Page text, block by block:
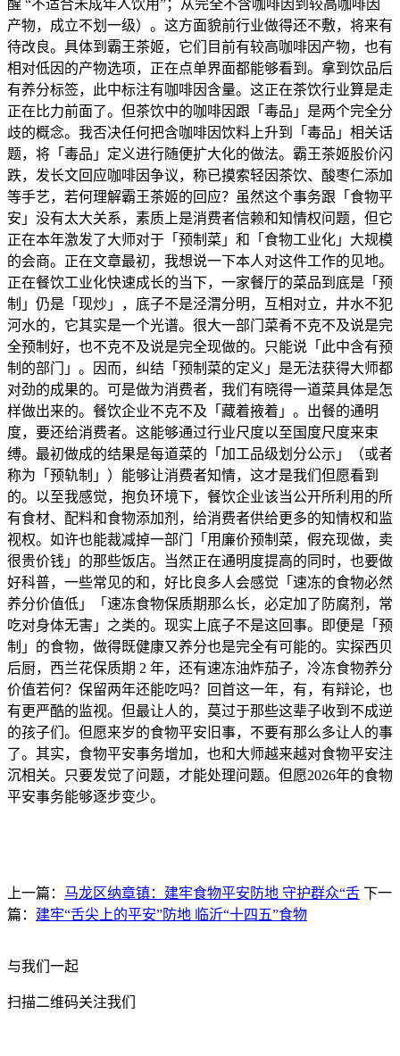
上一篇： 马龙区纳章镇：建牢食物平安防地 守护群众“舌 下一
篇： 建牢“舌尖上的平安”防地 临沂“十四五”食物
与我们一起
扫描二维码关注我们